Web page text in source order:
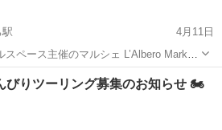
駅
4月11日
ペース主催のマルシェ L’Albero Market
日水曜日11:00-16:00 ぜひ遊びに来てく
14-19コーポラスさとB-1 In...
ち駅 その他 マーケット
りツーリング募集のお知らせ 🏍️